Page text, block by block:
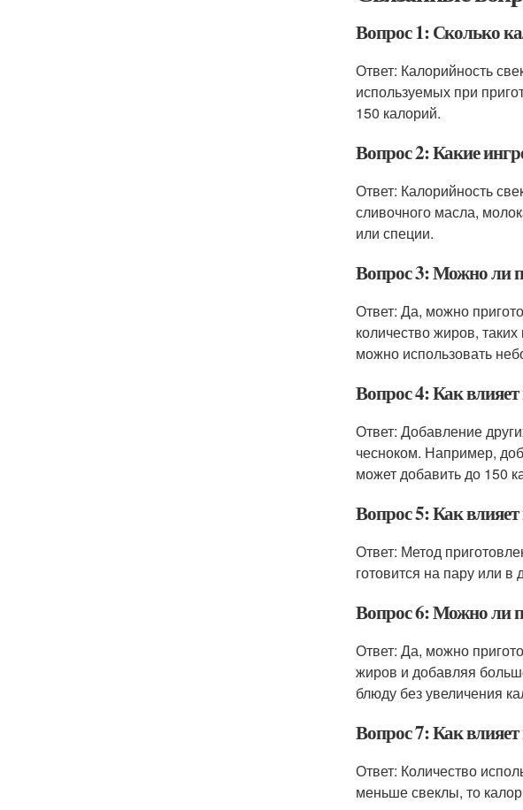
Вопрос 1: Сколько
Ответ: Калорийность
используемых при
150 калорий.
Вопрос 2: Какие
Ответ: Калорийность
сливочного масла,
или специи.
Вопрос 3: Можно ли
Ответ: Да, можно
количество жиров,
можно использовать
Вопрос 4: Как влияет
Ответ: Добавление
чесноком. Например,
может добавить до 150
Вопрос 5: Как
Ответ: Метод
готовится на пару или
Вопрос 6: Можно ли
Ответ: Да, можно
жиров и добавляя
блюду без увеличения
Вопрос 7: Как
Ответ: Количество
меньше свеклы, то